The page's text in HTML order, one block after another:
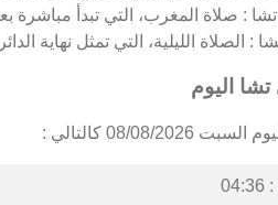
: صلاة المغرب، التي تبدأ مباشرة
الليلية، التي تمثل نهاية
اليوم
كالتالي :